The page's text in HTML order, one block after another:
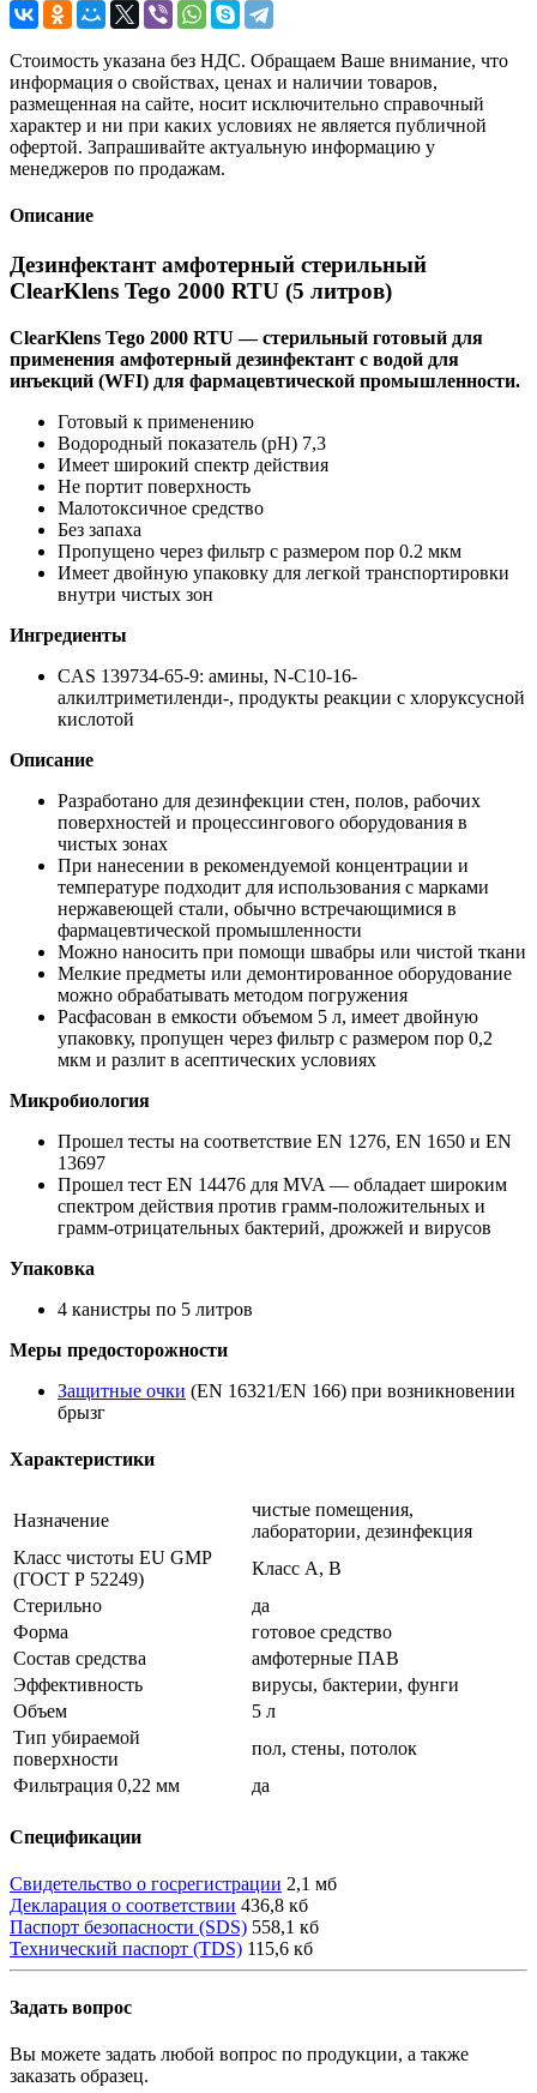
Стоимость указана без НДС. Обращаем Ваше внимание, что
информация о свойствах, ценах и наличии товаров,
размещенная на сайте, носит исключительно справочный
характер и ни при каких условиях не является публичной
офертой. Запрашивайте актуальную информацию у
менеджеров по продажам.
Описание
Дезинфектант амфотерный стерильный
ClearKlens Tego 2000 RTU (5 литров)
ClearKlens Tego 2000 RTU — стерильный готовый для
применения амфотерный дезинфектант с водой для
инъекций (WFI) для фармацевтической промышленности.
Готовый к применению
Водородный показатель (pH) 7,3
Имеет широкий спектр действия
Не портит поверхность
Малотоксичное средство
Без запаха
Пропущено через фильтр с размером пор 0.2 мкм
Имеет двойную упаковку для легкой транспортировки
внутри чистых зон
Ингредиенты
CAS 139734-65-9: амины, N-C10-16-
алкилтриметиленди-, продукты реакции с хлоруксусной
кислотой
Описание
Разработано для дезинфекции стен, полов, рабочих
поверхностей и процессингового оборудования в
чистых зонах
При нанесении в рекомендуемой концентрации и
температуре подходит для использования с марками
нержавеющей стали, обычно встречающимися в
фармацевтической промышленности
Можно наносить при помощи швабры или чистой ткани
Мелкие предметы или демонтированное оборудование
можно обрабатывать методом погружения
Расфасован в емкости объемом 5 л, имеет двойную
упаковку, пропущен через фильтр с размером пор 0,2
мкм и разлит в асептических условиях
Микробиология
Прошел тесты на соответствие EN 1276, EN 1650 и EN
13697
Прошел тест EN 14476 для MVA — обладает широким
спектром действия против грамм-положительных и
грамм-отрицательных бактерий, дрожжей и вирусов
Упаковка
4 канистры по 5 литров
Меры предосторожности
Защитные очки (EN 16321/EN 166) при возникновении
брызг
Характеристики
Назначение
чистые помещения,
лаборатории, дезинфекция
Класс чистоты EU GMP
(ГОСТ Р 52249)
Класс A, B
Стерильно
да
Форма
готовое средство
Состав средства
амфотерные ПАВ
Эффективность
вирусы, бактерии, фунги
Объем
5 л
Тип убираемой
поверхности
пол, стены, потолок
Фильтрация 0,22 мм
да
Спецификации
Свидетельство о госрегистрации 2,1 мб
Декларация о соответствии 436,8 кб
Паспорт безопасности (SDS) 558,1 кб
Технический паспорт (TDS) 115,6 кб
Задать вопрос
Вы можете задать любой вопрос по продукции, а также
заказать образец.